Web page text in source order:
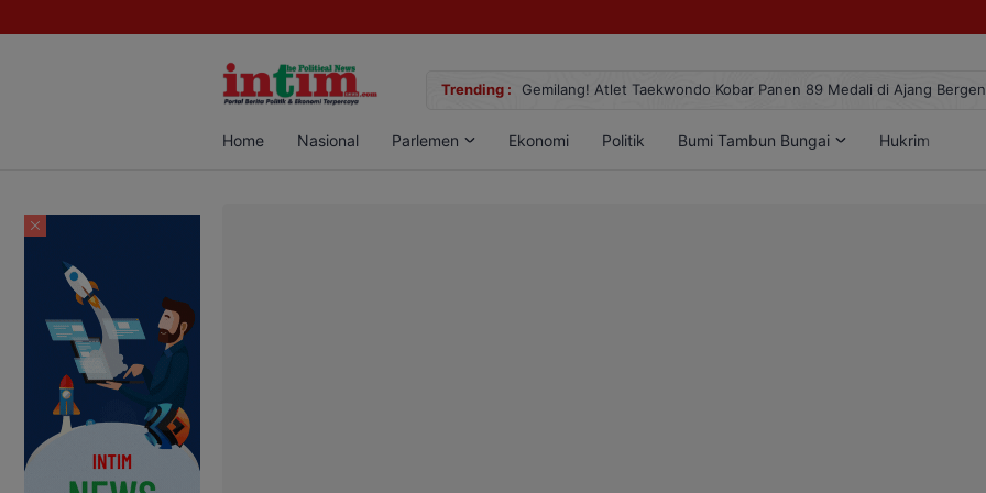
Trending :
Sabu di Pangkalan Bun, Dua Pelaku Diamankan Gemilang! Atlet Taekwondo Kobar Panen 89 Medali di Ajang
Home Nasional Parlemen Ekonomi Politik Bumi Tambun Bungai Hukrim